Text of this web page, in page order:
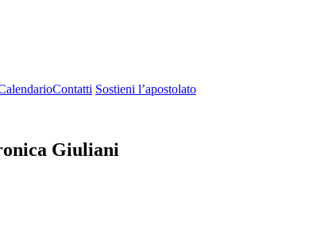
Contatti Sostieni l’apostolato
Giuliani